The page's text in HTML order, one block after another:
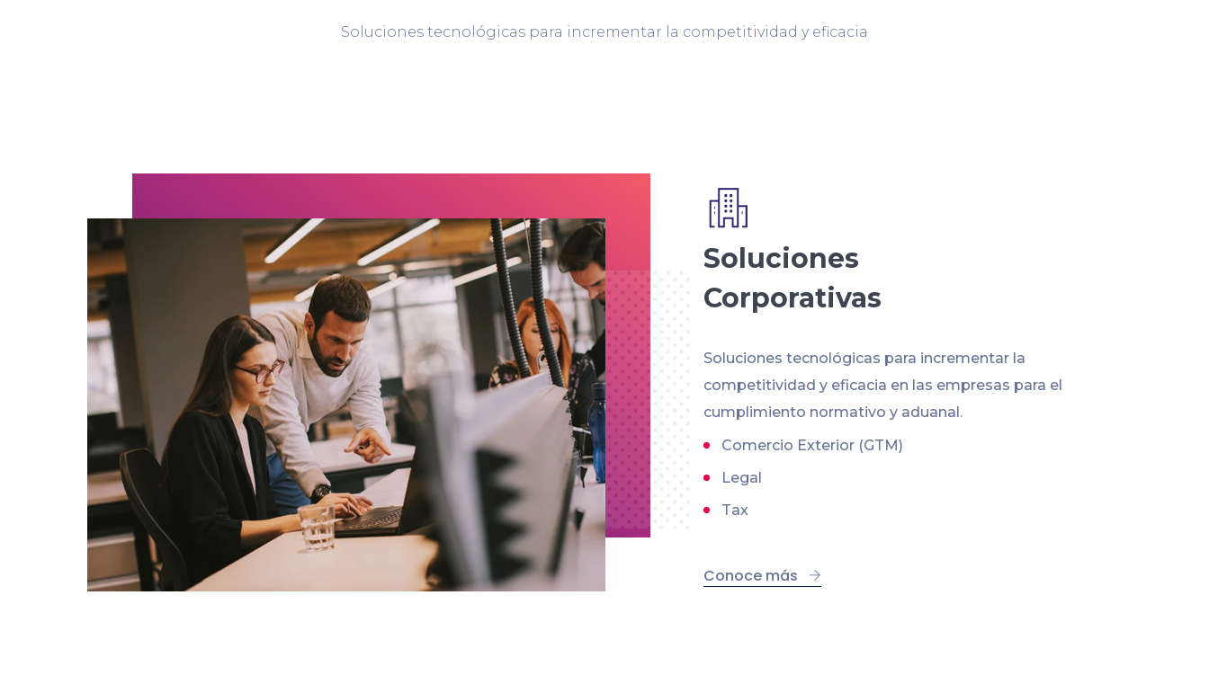
Soluciones tecnológicas para incrementar la competitividad y eficacia
Soluciones
Corporativas
Soluciones tecnológicas para incrementar la
competitividad y eficacia en las empresas para el
cumplimiento normativo y aduanal.
Comercio Exterior (GTM)
Legal
Tax
Conoce más